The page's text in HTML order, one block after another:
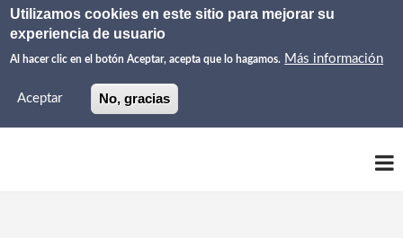
Utilizamos cookies en este sitio para mejorar su
experiencia de usuario
Al hacer clic en el botón Aceptar, acepta que lo hagamos. Más información
Aceptar No, gracias
Pasar
contenido
IdiomasCATALÀ ENGLISH ESPAÑOL
linkedin